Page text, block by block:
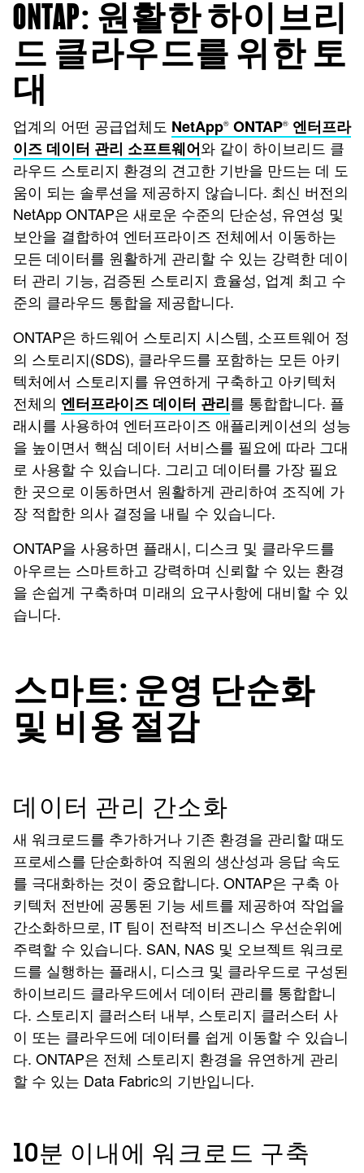
ONTAP: 원활한 하이브리
드 클라우드를 위한 토
대
업계의 어떤 공급업체도 NetApp® ONTAP® 엔터프라
이즈 데이터 관리 소프트웨어와 같이 하이브리드 클
라우드 스토리지 환경의 견고한 기반을 만드는 데 도
움이 되는 솔루션을 제공하지 않습니다. 최신 버전의
NetApp ONTAP은 새로운 수준의 단순성, 유연성 및
보안을 결합하여 엔터프라이즈 전체에서 이동하는
모든 데이터를 원활하게 관리할 수 있는 강력한 데이
터 관리 기능, 검증된 스토리지 효율성, 업계 최고 수
준의 클라우드 통합을 제공합니다.
ONTAP은 하드웨어 스토리지 시스템, 소프트웨어 정
의 스토리지(SDS), 클라우드를 포함하는 모든 아키
텍처에서 스토리지를 유연하게 구축하고 아키텍처
전체의 엔터프라이즈 데이터 관리를 통합합니다. 플
래시를 사용하여 엔터프라이즈 애플리케이션의 성능
을 높이면서 핵심 데이터 서비스를 필요에 따라 그대
로 사용할 수 있습니다. 그리고 데이터를 가장 필요
한 곳으로 이동하면서 원활하게 관리하여 조직에 가
장 적합한 의사 결정을 내릴 수 있습니다.
ONTAP을 사용하면 플래시, 디스크 및 클라우드를
아우르는 스마트하고 강력하며 신뢰할 수 있는 환경
을 손쉽게 구축하며 미래의 요구사항에 대비할 수 있
습니다.
스마트: 운영 단순화
및 비용 절감
데이터 관리 간소화
새 워크로드를 추가하거나 기존 환경을 관리할 때도
프로세스를 단순화하여 직원의 생산성과 응답 속도
를 극대화하는 것이 중요합니다. ONTAP은 구축 아
키텍처 전반에 공통된 기능 세트를 제공하여 작업을
간소화하므로, IT 팀이 전략적 비즈니스 우선순위에
주력할 수 있습니다. SAN, NAS 및 오브젝트 워크로
드를 실행하는 플래시, 디스크 및 클라우드로 구성된
하이브리드 클라우드에서 데이터 관리를 통합합니
다. 스토리지 클러스터 내부, 스토리지 클러스터 사
이 또는 클라우드에 데이터를 쉽게 이동할 수 있습니
다. ONTAP은 전체 스토리지 환경을 유연하게 관리
할 수 있는 Data Fabric의 기반입니다.
10분 이내에 워크로드 구축